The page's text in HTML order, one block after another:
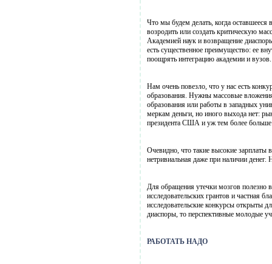
Что мы будем делать, когда оставшееся
возродить или создать критическую
Академией наук и возвращение
есть существенное преимущество: ее
поощрять интеграцию академии и вузов.
Нам очень повезло, что у нас есть
образования. Нужны массовые
образования или работы в западных
меркам деньги, но иного выхода нет:
президента США и уж тем более
Очевидно, что такие высокие зарплаты
нетривиальная даже при наличии
Для обращения утечки мозгов полезно
исследовательских грантов и частная
исследовательские конкурсы открыты
диаспоры, то перспективные молодые
РАБОТАТЬ НАДО